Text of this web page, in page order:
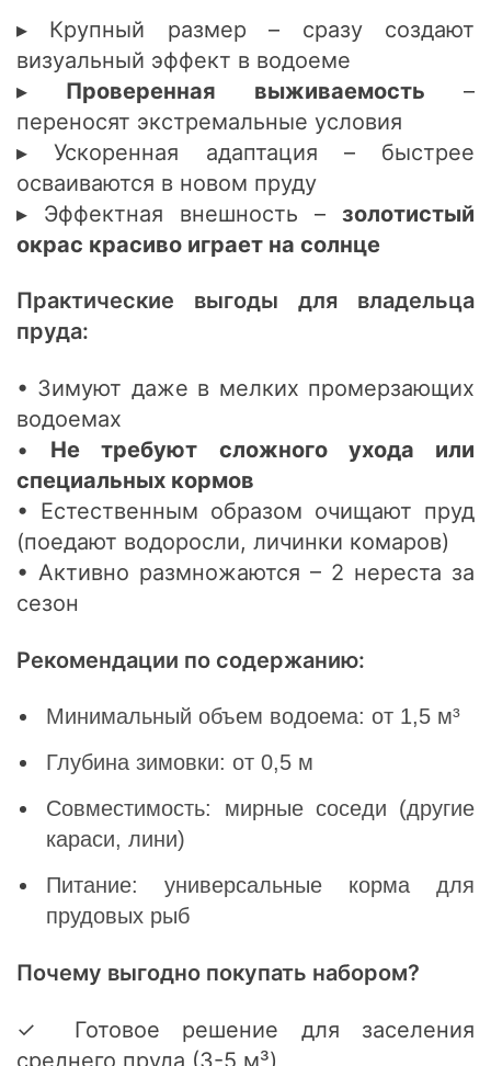
▸ Крупный размер – сразу создают
визуальный эффект в водоеме
▸ Проверенная выживаемость –
переносят экстремальные условия
▸ Ускоренная адаптация – быстрее
осваиваются в новом пруду
▸ Эффектная внешность – золотистый
окрас красиво играет на солнце
Практические выгоды для владельца
пруда:
• Зимуют даже в мелких промерзающих
водоемах
• Не требуют сложного ухода или
специальных кормов
• Естественным образом очищают пруд
(поедают водоросли, личинки комаров)
• Активно размножаются – 2 нереста за
сезон
Рекомендации по содержанию:
Минимальный объем водоема: от 1,5 м³
Глубина зимовки: от 0,5 м
Совместимость: мирные соседи (другие
караси, лини)
Питание: универсальные корма для
прудовых рыб
Почему выгодно покупать набором?
✓ Готовое решение для заселения
среднего пруда (3-5 м³)